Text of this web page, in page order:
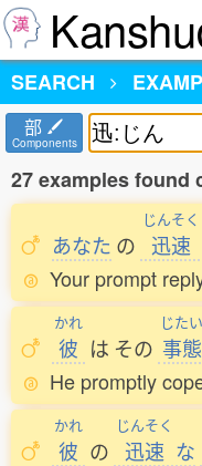
SEARCH
部
Components
27 examples found
あなた の
じんそく
迅速
Your prompt
かれ
彼 は その
じたい
事態
He promptly
かれ
彼 の
じんそく
迅速 な